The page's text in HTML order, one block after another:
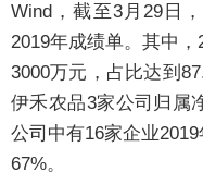
Wind，截至3月29日
2019年成绩单。其中
3000万元，占比达到
伊禾农品3家公司归属
公司中有16家企业
67%。